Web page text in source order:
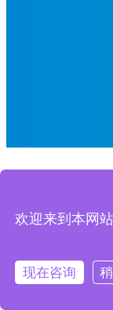
设计
品牌
欢迎来到本网
现在咨询